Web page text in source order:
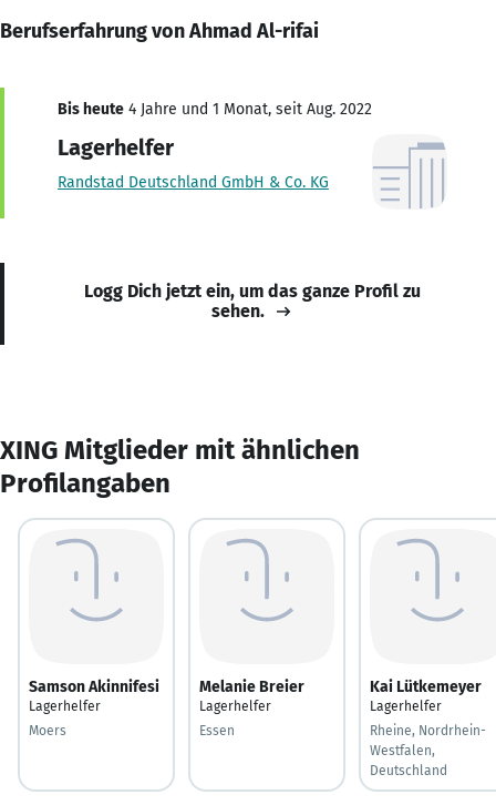
Berufserfahrung von Ahmad Al-rifai
Bis heute 4 Jahre und 1 Monat, seit Aug. 2022
Lagerhelfer
Randstad Deutschland GmbH & Co. KG
Logg Dich jetzt ein, um das ganze Profil zu
sehen.
XING Mitglieder mit ähnlichen
Profilangaben
Samson Akinnifesi
Lagerhelfer
Moers
Melanie Breier
Lagerhelfer
Essen
Kai Lütkemeyer
Lagerhelfer
Rheine, Nordrhein-
Westfalen,
Deutschland